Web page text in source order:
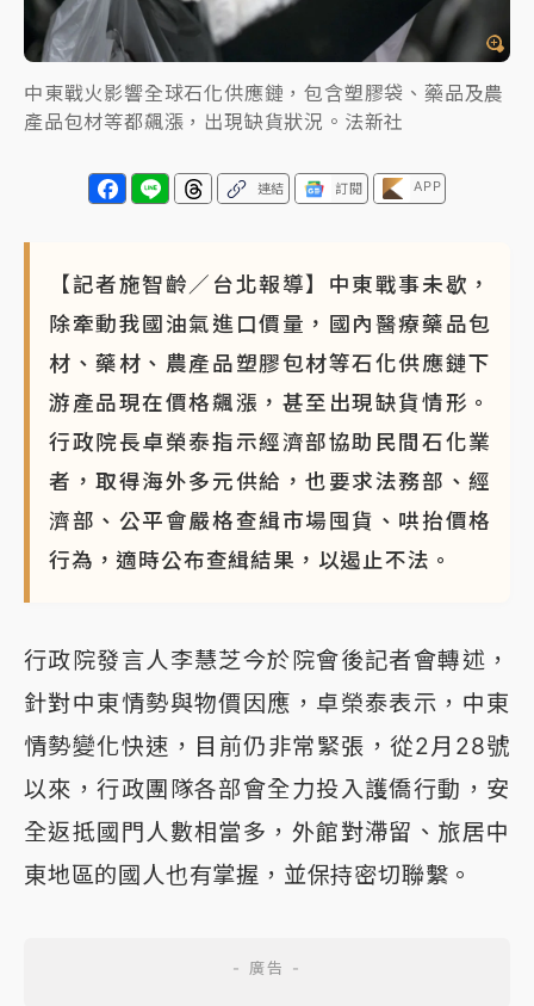
台東農業處長涉圖利渡假村！東檢抗告成功 今重開羈
押庭
父親節泡湯了！中颱白海豚雨彈轟3天 「紅到發紫」降
雨熱區曝
中東戰火影響全球石化供應鏈，包含塑膠袋、藥品及農
產品包材等都飆漲，出現缺貨狀況。法新社
連結 訂閱 APP
【記者施智齡／台北報導】中東戰事未歇，
除牽動我國油氣進口價量，國內醫療藥品包
材、藥材、農產品塑膠包材等石化供應鏈下
游產品現在價格飆漲，甚至出現缺貨情形。
行政院長卓榮泰指示經濟部協助民間石化業
者，取得海外多元供給，也要求法務部、經
濟部、公平會嚴格查緝市場囤貨、哄抬價格
行為，適時公布查緝結果，以遏止不法。
行政院發言人李慧芝今於院會後記者會轉述，
針對中東情勢與物價因應，卓榮泰表示，中東
情勢變化快速，目前仍非常緊張，從2月28號
以來，行政團隊各部會全力投入護僑行動，安
全返抵國門人數相當多，外館對滯留、旅居中
東地區的國人也有掌握，並保持密切聯繫。